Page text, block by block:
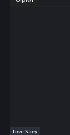
Love Story